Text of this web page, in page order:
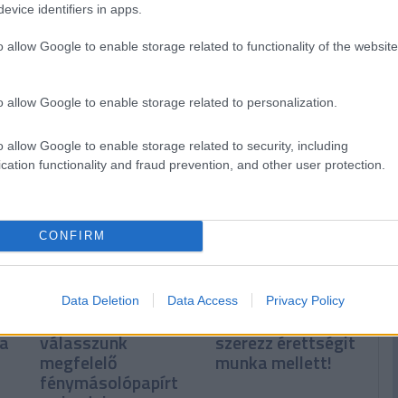
identifiers in apps.
allow Google to enable storage related to functionality of the website
allow Google to enable storage related to personalization.
allow Google to enable storage related to security, including
functionality and fraud prevention, and other user protection.
CONFIRM
Data Deletion Data Access Privacy Policy
válasszunk
megfelelő
fénymásolópapírt
szerezz érettségit
munka mellett!